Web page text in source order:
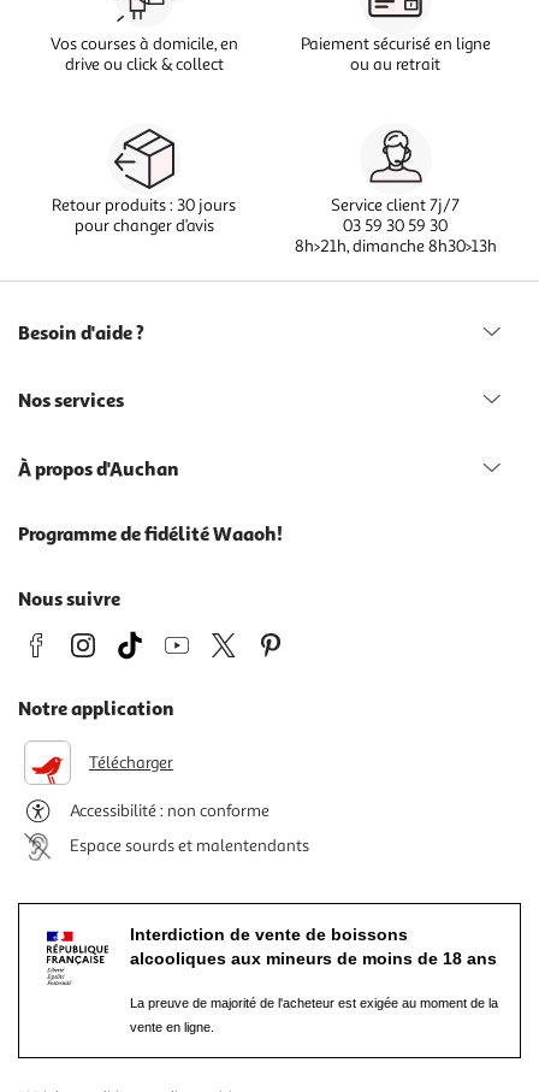
Vos courses à domicile, en
drive ou click & collect
Paiement sécurisé en ligne
ou au retrait
Retour produits : 30 jours
pour changer d’avis
Service client 7j/7
03 59 30 59 30
8h>21h, dimanche 8h30>13h
Besoin d'aide ?
Nos services
À propos d'Auchan
Programme de fidélité Waaoh!
Nous suivre
Notre application
Télécharger
Accessibilité : non conforme
Espace sourds et malentendants
Interdiction de vente de boissons
alcooliques aux mineurs de moins de 18 ans
La preuve de majorité de l'acheteur est exigée au moment de la
vente en ligne.